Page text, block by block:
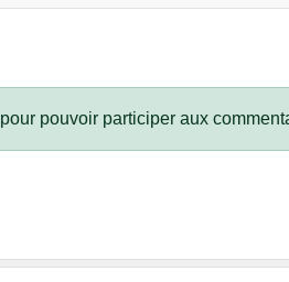
pour pouvoir participer aux